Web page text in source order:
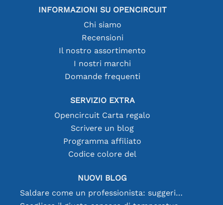
INFORMAZIONI SU OPENCIRCUIT
Chi siamo
Recensioni
Il nostro assortimento
I nostri marchi
Domande frequenti
SERVIZIO EXTRA
Opencircuit Carta regalo
Scrivere un blog
Programma affiliato
Codice colore del
NUOVI BLOG
Saldare come un professionista: suggerimenti per connessioni elettroniche perfette